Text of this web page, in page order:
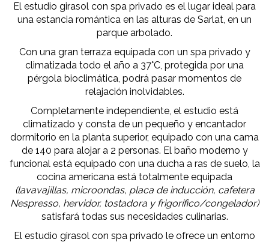
El estudio girasol con spa privado es el lugar ideal para
una estancia romántica en las alturas de Sarlat, en un
parque arbolado.
Con una gran terraza equipada con un spa privado y
climatizada todo el año a 37°C, protegida por una
pérgola bioclimática, podrá pasar momentos de
relajación inolvidables.
Completamente independiente, el estudio está
climatizado y consta de un pequeño y encantador
dormitorio en la planta superior, equipado con una cama
de 140 para alojar a 2 personas. El baño moderno y
funcional está equipado con una ducha a ras de suelo, la
cocina americana está totalmente equipada
(lavavajillas, microondas, placa de inducción, cafetera
Nespresso, hervidor, tostadora y frigorífico/congelador)
satisfará todas sus necesidades culinarias.
El estudio girasol con spa privado le ofrece un entorno